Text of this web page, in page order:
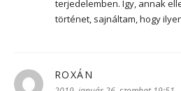
terjedelemben. Így, annak
történet, sajnáltam, hogy
ROXÁN